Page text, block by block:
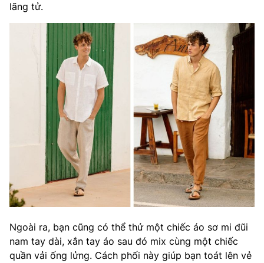
lãng tử.
Ngoài ra, bạn cũng có thể thử một chiếc áo sơ mi đũi
nam tay dài, xắn tay áo sau đó mix cùng một chiếc
quần vải ống lửng. Cách phối này giúp bạn toát lên vẻ